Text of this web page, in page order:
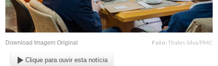
Download Imagem Original Foto: Thales Silva/PMC
Clique para ouvir esta notícia